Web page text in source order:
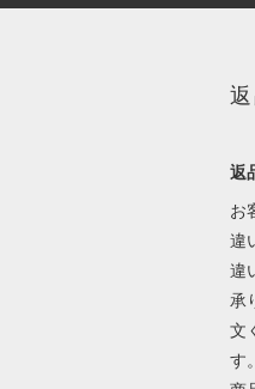
返
お
違
違
承
文
す。